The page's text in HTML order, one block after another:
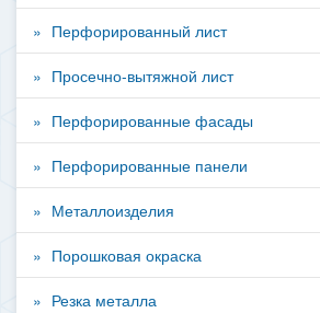
Перфорированный лист
Просечно-вытяжной лист
Перфорированные фасады
Перфорированные панели
Металлоизделия
Порошковая окраска
Резка металла